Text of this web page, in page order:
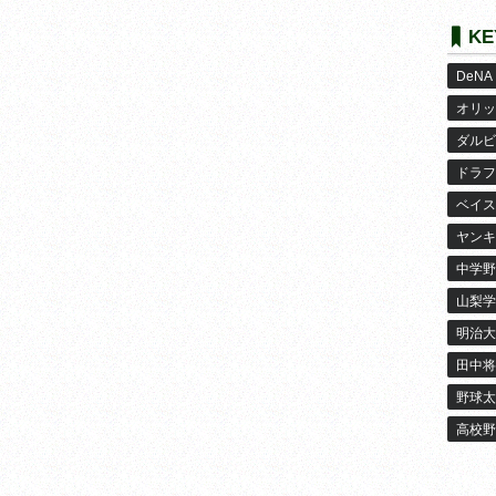
DeNA
オリ
ダル
ドラ
ベイ
ヤン
中学
山梨
明治大
田中
野球
高校